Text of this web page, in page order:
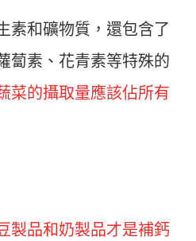
素和礦物質，還包含了
蔔素、花青素等特殊的
菜的攝取量應該佔所有
製品和奶製品才是補鈣